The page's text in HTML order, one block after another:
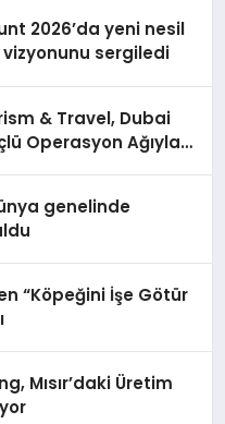
2026’da yeni nesil
sergiledi
& Travel, Dubai
Operasyon Ağıyla
genelinde
“Köpeğini İşe Götür
Mısır’daki Üretim